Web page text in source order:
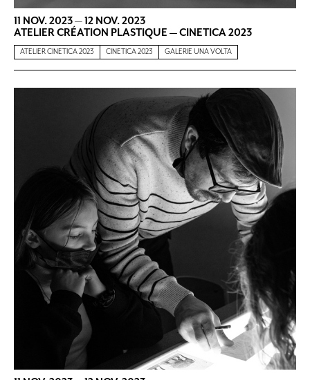
11 NOV. 2023—12 NOV. 2023
ATELIER CRÉATION PLASTIQUE — CINETICA 2023
ATELIER CINETICA 2023 CINETICA 2023 GALERIE UNA VOLTA